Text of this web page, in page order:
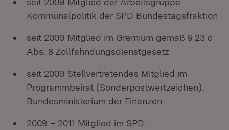
Kommunalpolitik der SPD Bundestagsfraktion
seit 2009 Mitglied im Gremium gemäß § 23 c
Abs. 8 Zollfahndungsdienstgesetz
seit 2009 Stellvertretendes Mitglied im
Programmbeirat (Sonderpostwertzeichen),
Bundesministerium der Finanzen
2009 – 2011 Mitglied im SPD-